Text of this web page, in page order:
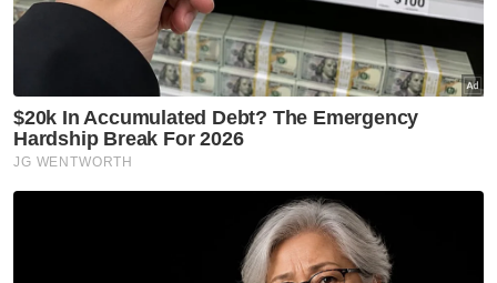
“Semoga aplikasi ini menjadi satu pendekatan